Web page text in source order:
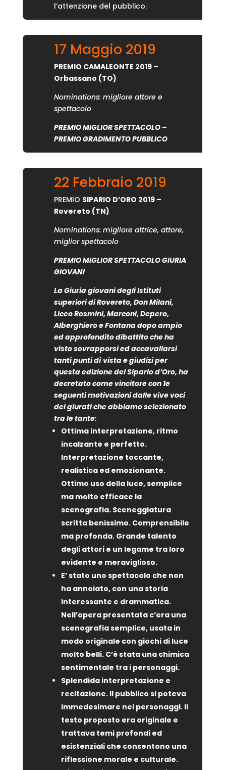
l’attenzione del pubblico.
17 Maggio 2019
PREMIO CAMALEONTE 2019 –
Orbassano (TO)
Nominations: migliore attore e
spettacolo
PREMIO MIGLIOR SPETTACOLO –
PREMIO GRADIMENTO PUBBLICO
22 Febbraio 2019
PREMIO SIPARIO D’ORO 2019 –
Rovereto (TN)
Nominations: migliore attrice, attore,
miglior spettacolo
PREMIO MIGLIOR SPETTACOLO GIURIA
GIOVANI
La Giuria giovani degli Istituti
superiori di Rovereto, Don Milani,
Liceo Rosmini, Marconi, Depero,
Alberghiero e Fontana dopo ampio
ed approfondito dibattito che ha
visto sovrapporsi ed accavallarsi
tanti punti dì vista e giudizi per
questa edizione del Sipario d’Oro, ha
decretato come vincitore con 1e
seguenti motivazioni dalle vive voci
dei giurati che abbiamo selezionato
tra le tante:
Ottima interpretazione, ritmo
incalzante e perfetto.
Interpretazione toccante,
realistica ed emozionante.
Ottimo uso della luce, semplice
ma molto efficace la
scenografia. Sceneggiatura
scritta benissimo. Comprensibile
ma profonda. Grande talento
degli attori e un legame tra loro
evidente e meraviglioso.
E’ stato uno spettacolo che non
ha annoiato, con una storia
interessante e drammatica.
Nell’opera presentata c’era una
scenografia semplice, usata in
modo originale con giochi di luce
molto belli. C’è stata una chimica
sentimentale tra i personaggi.
Splendida interpretazione e
recitazione. Il pubblico si poteva
immedesimare nei personaggi. II
testo proposto era originale e
trattava temi profondi ed
esistenziali che consentono una
riflessione morale e culturale.